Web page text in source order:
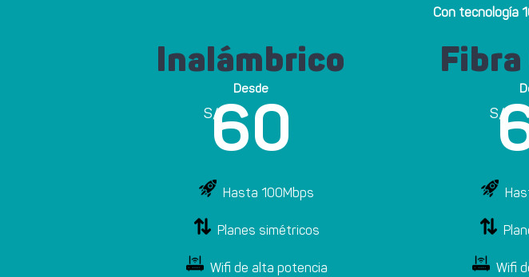
Con tecnología
Inalámbrico
Desde
S/60
Hasta 100Mbps
Planes simétricos
Wifi de alta potencia
S/
Wifi